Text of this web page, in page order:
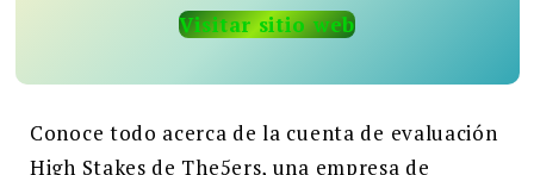
Buscar:
BUSCAR
Visitar sitio web
Conoce todo acerca de la cuenta de evaluación
High Stakes de The5ers, una empresa de